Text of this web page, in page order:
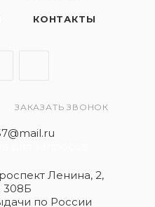
КОНТАКТЫ
ЗАКАЗАТЬ ЗВОНОК
Ленина, 2,
308Б
по России